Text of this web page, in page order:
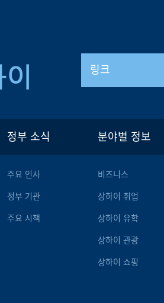
링크
정부 소식
주요 인사
정부 기관
주요 시책
분야별 정보
비즈니스
상하이 취업
상하이 유학
상하이 관광
상하이 쇼핑